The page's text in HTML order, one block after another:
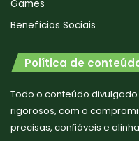
Games
Benefícios Sociais
Política de
Todo o conteúdo
rigorosos, com o
precisas, confiáveis e